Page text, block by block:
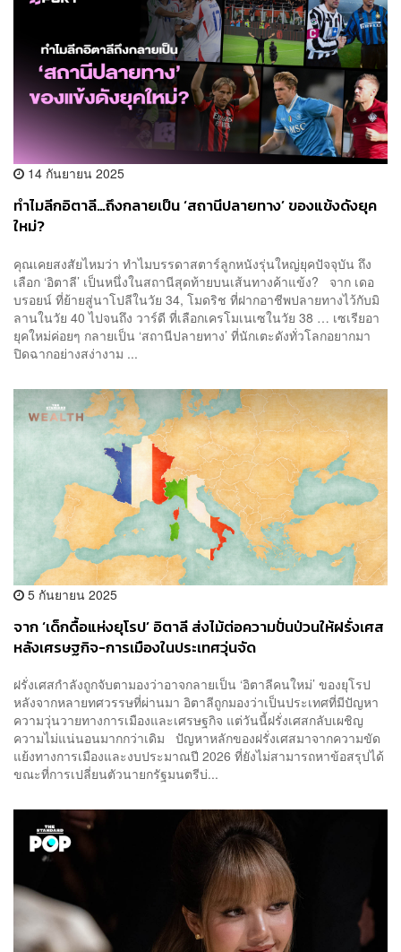
14 กันยายน 2025
ทำไมลีกอิตาลี…ถึงกลายเป็น ‘สถานีปลายทาง’ ของแข้งดังยุค
ใหม่?
คุณเคยสงสัยไหมว่า ทำไมบรรดาสตาร์ลูกหนังรุ่นใหญ่ยุคปัจจุบัน ถึง
เลือก ‘อิตาลี’ เป็นหนึ่งในสถานีสุดท้ายบนเส้นทางค้าแข้ง? จาก เดอ
บรอยน์ ที่ย้ายสู่นาโปลีในวัย 34, โมดริช ที่ฝากอาชีพปลายทางไว้กับมิ
ลานในวัย 40 ไปจนถึง วาร์ดี ที่เลือกเครโมเนเซในวัย 38 … เซเรียอา
ยุคใหม่ค่อยๆ กลายเป็น ‘สถานีปลายทาง’ ที่นักเตะดังทั่วโลกอยากมา
ปิดฉากอย่างสง่างาม ...
5 กันยายน 2025
จาก ‘เด็กดื้อแห่งยุโรป’ อิตาลี ส่งไม้ต่อความปั่นป่วนให้ฝรั่งเศส
หลังเศรษฐกิจ-การเมืองในประเทศวุ่นจัด
ฝรั่งเศสกำลังถูกจับตามองว่าอาจกลายเป็น ‘อิตาลีคนใหม่’ ของยุโรป
หลังจากหลายทศวรรษที่ผ่านมา อิตาลีถูกมองว่าเป็นประเทศที่มีปัญหา
ความวุ่นวายทางการเมืองและเศรษฐกิจ แต่วันนี้ฝรั่งเศสกลับเผชิญ
ความไม่แน่นอนมากกว่าเดิม ปัญหาหลักของฝรั่งเศสมาจากความขัด
แย้งทางการเมืองและงบประมาณปี 2026 ที่ยังไม่สามารถหาข้อสรุปได้
ขณะที่การเปลี่ยนตัวนายกรัฐมนตรีบ่...